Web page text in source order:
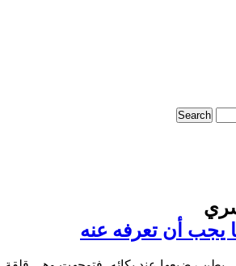
يجب أن تعرفه عنه